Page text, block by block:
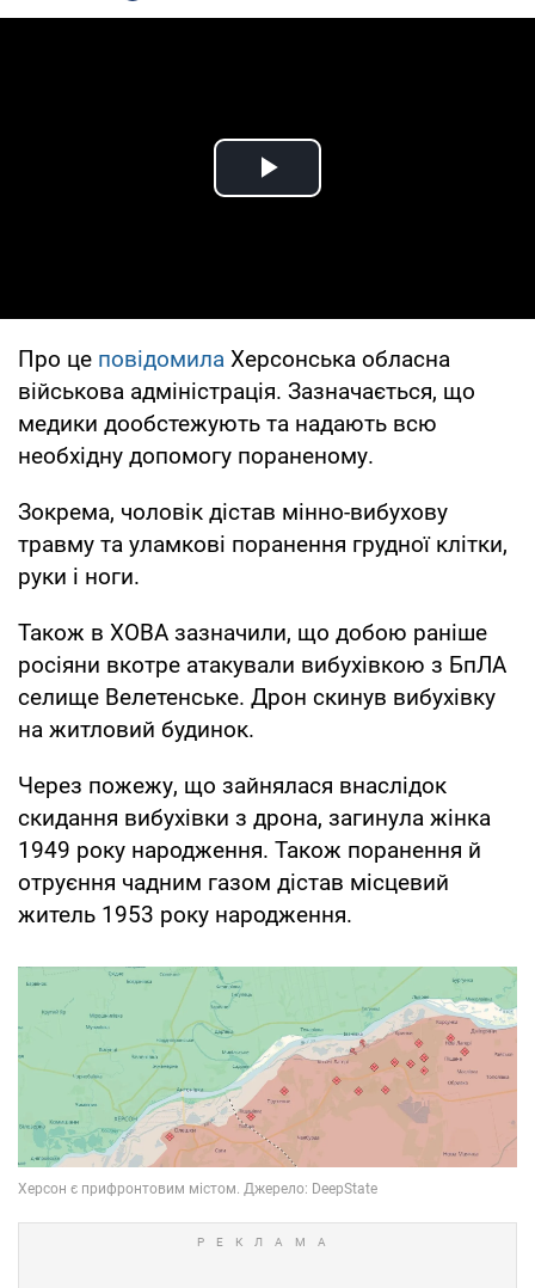
Play Video
Про це повідомила Херсонська обласна
військова адміністрація. Зазначається, що
медики дообстежують та надають всю
необхідну допомогу пораненому.
Зокрема, чоловік дістав мінно-вибухову
травму та уламкові поранення грудної клітки,
руки і ноги.
Також в ХОВА зазначили, що добою раніше
росіяни вкотре атакували вибухівкою з БпЛА
селище Велетенське. Дрон скинув вибухівку
на житловий будинок.
Через пожежу, що зайнялася внаслідок
скидання вибухівки з дрона, загинула жінка
1949 року народження. Також поранення й
отруєння чадним газом дістав місцевий
житель 1953 року народження.